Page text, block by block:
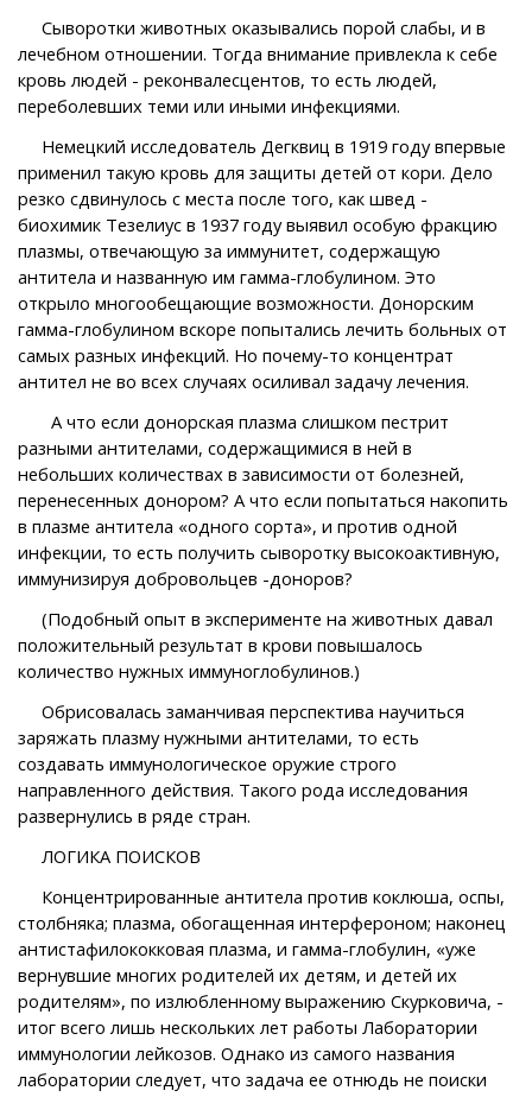
Сыворотки животных оказывались порой слабы, и в
лечебном отношении. Тогда внимание привлекла к себе
кровь людей - реконвалесцентов, то есть людей,
переболевших теми или иными инфекциями.
Немецкий исследователь Дегквиц в 1919 году впервые
применил такую кровь для защиты детей от кори. Дело
резко сдвинулось с места после того, как швед -
биохимик Тезелиус в 1937 году выявил особую фракцию
плазмы, отвечающую за иммунитет, содержащую
антитела и названную им гамма-глобулином. Это
открыло многообещающие возможности. Донорским
гамма-глобулином вскоре попытались лечить больных от
самых разных инфекций. Но почему-то концентрат
антител не во всех случаях осиливал задачу лечения.
А что если донорская плазма слишком пестрит
разными антителами, содержащимися в ней в
небольших количествах в зависимости от болезней,
перенесенных донором? А что если попытаться накопить
в плазме антитела «одного сорта», и против одной
инфекции, то есть получить сыворотку высокоактивную,
иммунизируя добровольцев -доноров?
(Подобный опыт в эксперименте на животных давал
положительный результат в крови повышалось
количество нужных иммуноглобулинов.)
Обрисовалась заманчивая перспектива научиться
заряжать плазму нужными антителами, то есть
создавать иммунологическое оружие строго
направленного действия. Такого рода исследования
развернулись в ряде стран.
ЛОГИКА ПОИСКОВ
Концентрированные антитела против коклюша, оспы,
столбняка; плазма, обогащенная интерфероном; наконец
антистафилококковая плазма, и гамма-глобулин, «уже
вернувшие многих родителей их детям, и детей их
родителям», по излюбленному выражению Скурковича, -
итог всего лишь нескольких лет работы Лаборатории
иммунологии лейкозов. Однако из самого названия
лаборатории следует, что задача ее отнюдь не поиски